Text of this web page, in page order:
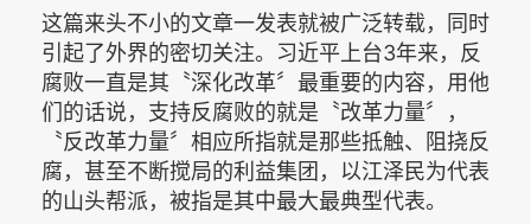
这篇来头不小的文章一发表就被广泛转载，同时
引起了外界的密切关注。习近平上台3年来，反
腐败一直是其〝深化改革〞最重要的内容，用他
们的话说，支持反腐败的就是〝改革力量〞，
〝反改革力量〞相应所指就是那些抵触、阻挠反
腐，甚至不断搅局的利益集团，以江泽民为代表
的山头帮派，被指是其中最大最典型代表。